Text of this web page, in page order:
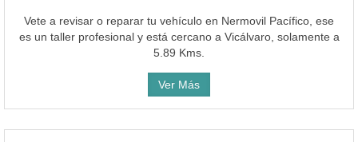
Vete a revisar o reparar tu vehículo en Nermovil Pacífico, ese
es un taller profesional y está cercano a Vicálvaro, solamente a
5.89 Kms.
Ver Más